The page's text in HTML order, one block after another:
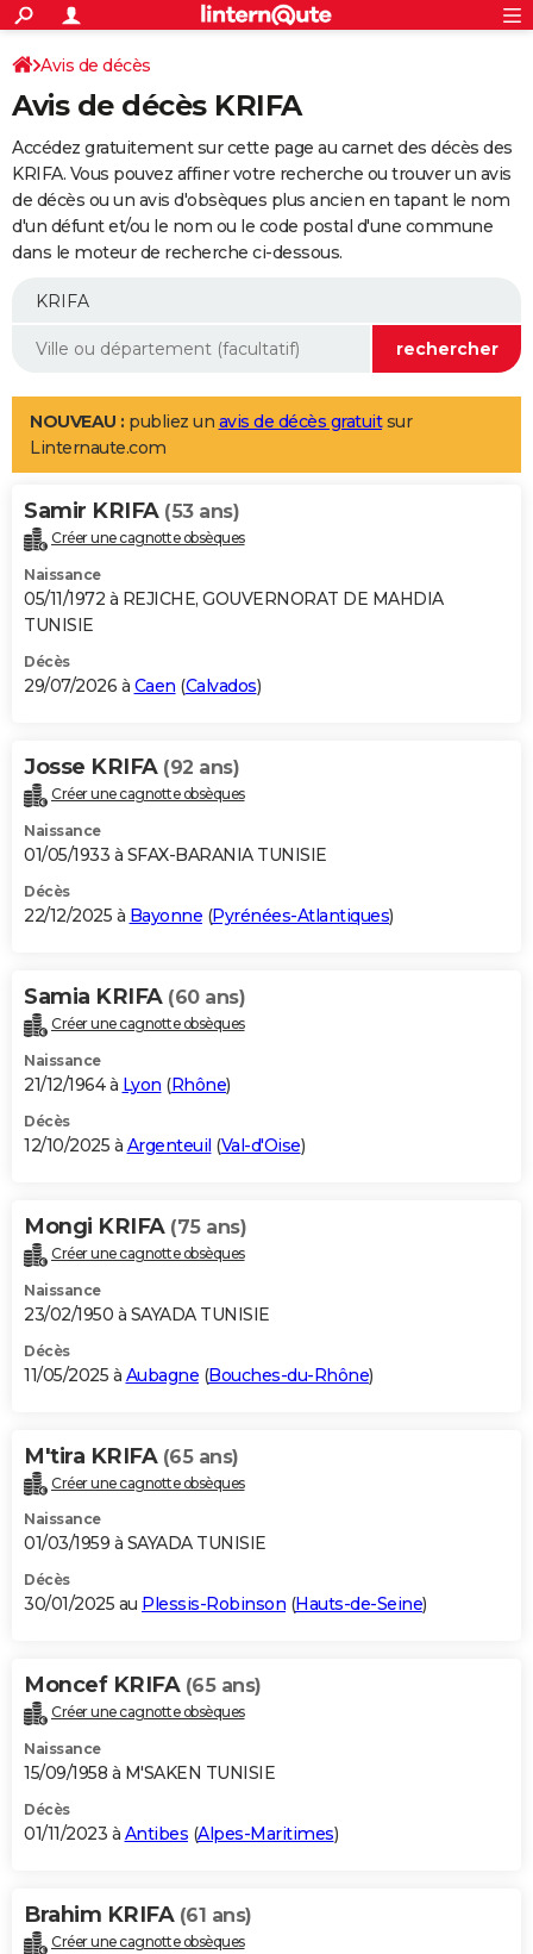
ACTUALITÉS
Politique
Société
Faits Divers
Education
Monde
Villes
+
SPORT
Coupe du monde 2026
Football
Tennis
Cyclisme
Rugby
Forum
Programme TV
TNT
Streaming
Cinéma
Sorties cinéma
Musique
+
FINANCE
Retraite
Impôts
Epargne
Immobilier
Risques naturels par ville
Banque
Assurance
Crédit
AUTO
Essais
Réserver un essai
Citadines
Berlines
SUV
Forum auto
+
Mobiles
Meilleur smartphone
Internet
Ordinateurs
Jeux vidéo
Guide high-tech
Aménagement intérieur
LIFESTYLE
Art de vivre
Bien-être
Loisirs
Mode
Modes de vie
Alimentation
Guide de la santé
Maladies
Médicaments
Sommeil
VOYAGE
Destinations
City break
Voyage nature
Voyage de noces
Forum
Climat
+PHOTO
GUIDES D'ACHAT
BONS PLANS
DICTIONNAIRE
Dictionnaire
Biographies
Citations
Expressions
Proverbes
PROGRAMME TV
COPAINS D'AVANT
S'inscrire
Se connecter
Lycées
Collèges
Primaires
Universités
Entreprises
Service militaire
Avis de recherche
AVIS DE DÉCÈS
Bricolage
Lifestyle
Culture
Sport
Auto
Television
Voyage
Cinema
Avis de décès
Avis de décès KRIFA
Accédez gratuitement sur cette page au carnet des décès des
KRIFA. Vous pouvez affiner votre recherche ou trouver un avis
de décès ou un avis d'obsèques plus ancien en tapant le nom
d'un défunt et/ou le nom ou le code postal d'une commune
dans le moteur de recherche ci-dessous.
NOUVEAU : publiez un avis de décès gratuitsur
Linternaute.com
Samir KRIFA (53 ans)
Créer une cagnotte obsèques
Naissance
05/11/1972 à REJICHE, GOUVERNORAT DE MAHDIA
TUNISIE
Décès
29/07/2026 à Caen (Calvados)
Josse KRIFA (92 ans)
Créer une cagnotte obsèques
Naissance
01/05/1933 à SFAX-BARANIA TUNISIE
Décès
22/12/2025 à Bayonne (Pyrénées-Atlantiques)
Samia KRIFA (60 ans)
Créer une cagnotte obsèques
Naissance
21/12/1964 à Lyon (Rhône)
Décès
12/10/2025 à Argenteuil (Val-d'Oise)
Mongi KRIFA (75 ans)
Créer une cagnotte obsèques
Naissance
23/02/1950 à SAYADA TUNISIE
Décès
11/05/2025 à Aubagne (Bouches-du-Rhône)
M'tira KRIFA (65 ans)
Créer une cagnotte obsèques
Naissance
01/03/1959 à SAYADA TUNISIE
Décès
30/01/2025 au Plessis-Robinson (Hauts-de-Seine)
Moncef KRIFA (65 ans)
Créer une cagnotte obsèques
Naissance
15/09/1958 à M'SAKEN TUNISIE
Décès
01/11/2023 à Antibes (Alpes-Maritimes)
Brahim KRIFA (61 ans)
Créer une cagnotte obsèques